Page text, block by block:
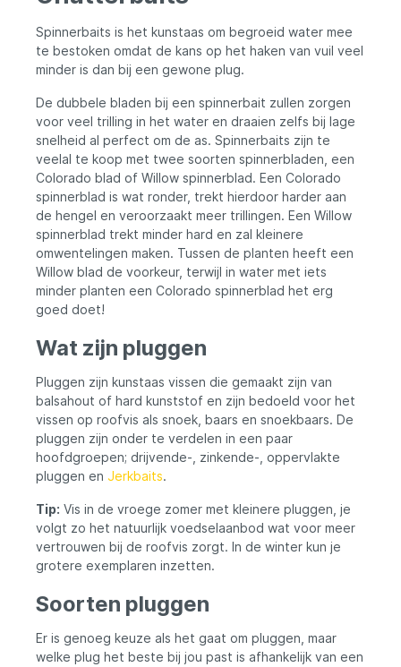
waterlagen. Belangrijkste kenmerken
luxe tinsel Sterke pulserende actie
Hoogwaardige afwerking Geschikt voor
snoekvisserij Voordelen Veel trillingen en
Geschikt voor troebel water Stevige en
duurzame constructie Breed inzetbaar
Geschikt voor Snoekvissen Roofvisserij
Werpend vissen Vissen in troebel water
Actief vissen met kunstaas
Spinnerbaits is het kunstaas om begroeid water mee
te bestoken omdat de kans op het haken van vuil veel
minder is dan bij een gewone plug.
De dubbele bladen bij een spinnerbait zullen zorgen
voor veel trilling in het water en draaien zelfs bij lage
snelheid al perfect om de as. Spinnerbaits zijn te
veelal te koop met twee soorten spinnerbladen, een
Colorado blad of Willow spinnerblad. Een Colorado
spinnerblad is wat ronder, trekt hierdoor harder aan
de hengel en veroorzaakt meer trillingen. Een Willow
spinnerblad trekt minder hard en zal kleinere
omwentelingen maken. Tussen de planten heeft een
Willow blad de voorkeur, terwijl in water met iets
minder planten een Colorado spinnerblad het erg
goed doet!
Wat zijn pluggen
Pluggen zijn kunstaas vissen die gemaakt zijn van
balsahout of hard kunststof en zijn bedoeld voor het
vissen op roofvis als snoek, baars en snoekbaars. De
pluggen zijn onder te verdelen in een paar
hoofdgroepen; drijvende-, zinkende-, oppervlakte
pluggen en Jerkbaits.
Tip: Vis in de vroege zomer met kleinere pluggen, je
volgt zo het natuurlijk voedselaanbod wat voor meer
vertrouwen bij de roofvis zorgt. In de winter kun je
grotere exemplaren inzetten.
Soorten pluggen
Er is genoeg keuze als het gaat om pluggen, maar
welke plug het beste bij jou past is afhankelijk van een